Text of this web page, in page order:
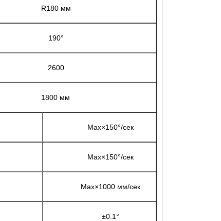
R180 мм
190°
2600
1800 мм
Max×150°/сек
Max×150°/сек
Max×1000 мм/сек
±0.1°